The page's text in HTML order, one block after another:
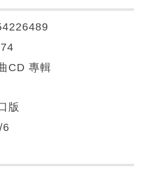
CD 專輯
版
6